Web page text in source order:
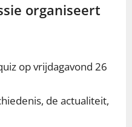
organiseert
op vrijdagavond 26
de actualiteit,